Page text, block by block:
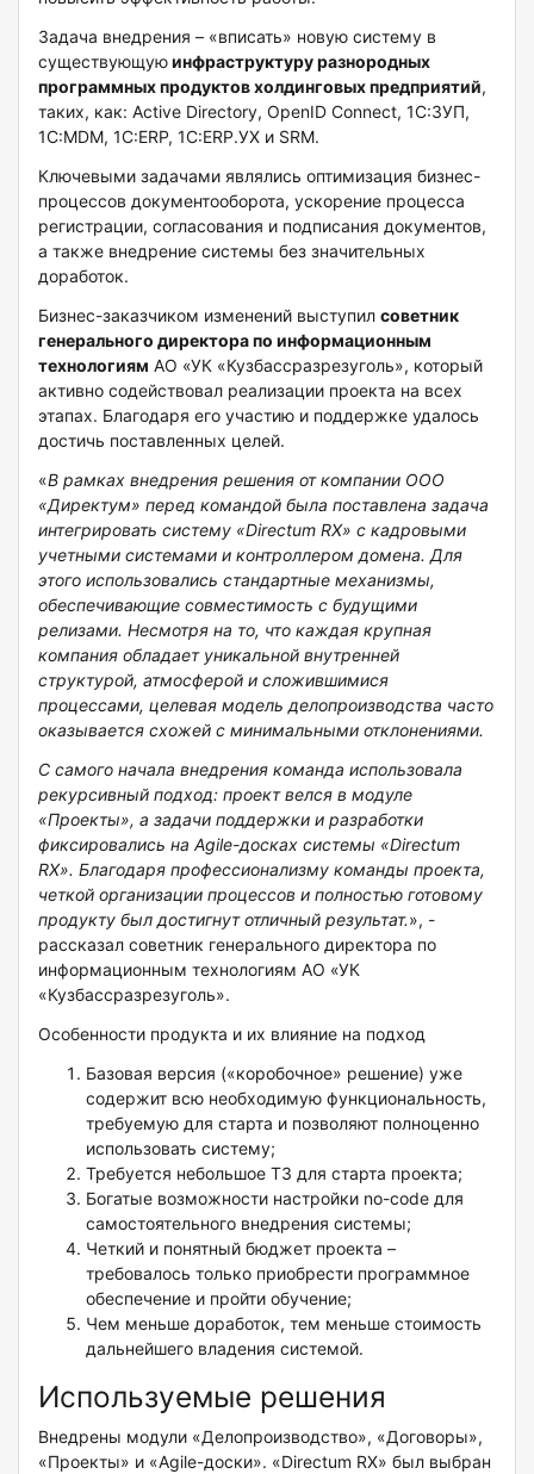
Задача внедрения – «вписать» новую систему в
существующуюинфраструктуру разнородных
программных продуктов холдинговых предприятий,
таких, как: Active Directory, OpenID Connect, 1С:ЗУП,
1С:MDM, 1С:ERP, 1С:ERP.УХ и SRM.
Ключевыми задачами являлись оптимизация бизнес-
процессов документооборота, ускорение процесса
регистрации, согласования и подписания документов,
а также внедрение системы без значительных
доработок.
Бизнес-заказчиком изменений выступил советник
генерального директора по информационным
технологиям АО «УК «Кузбассразрезуголь», который
активно содействовал реализации проекта на всех
этапах. Благодаря его участию и поддержке удалось
достичь поставленных целей.
«В рамках внедрения решения от компании ООО
«Директум» перед командой была поставлена задача
интегрировать систему «Directum RX» с кадровыми
учетными системами и контроллером домена. Для
этого использовались стандартные механизмы,
обеспечивающие совместимость с будущими
релизами. Несмотря на то, что каждая крупная
компания обладает уникальной внутренней
структурой, атмосферой и сложившимися
процессами, целевая модель делопроизводства часто
оказывается схожей с минимальными отклонениями.
С самого начала внедрения команда использовала
рекурсивный подход: проект велся в модуле
«Проекты», а задачи поддержки и разработки
фиксировались на Agile-досках системы «Directum
RX». Благодаря профессионализму команды проекта,
четкой организации процессов и полностью готовому
продукту был достигнут отличный результат.», -
рассказал советник генерального директора по
информационным технологиям АО «УК
«Кузбассразрезуголь».
Особенности продукта и их влияние на подход
Базовая версия («коробочное» решение) уже
содержит всю необходимую функциональность,
требуемую для старта и позволяют полноценно
использовать систему;
Требуется небольшое ТЗ для старта проекта;
Богатые возможности настройки no-code для
самостоятельного внедрения системы;
Четкий и понятный бюджет проекта –
требовалось только приобрести программное
обеспечение и пройти обучение;
Чем меньше доработок, тем меньше стоимость
дальнейшего владения системой.
Используемые решения
Внедрены модули «Делопроизводство», «Договоры»,
«Проекты» и «Agile-доски». «Directum RX» был выбран